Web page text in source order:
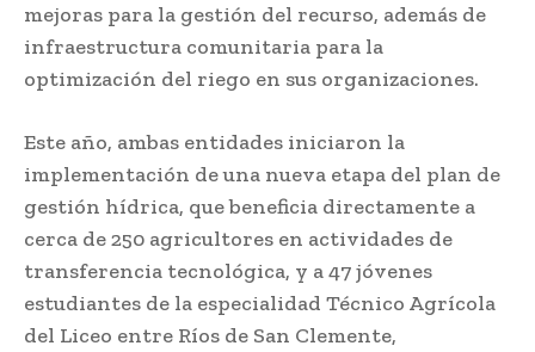
mejoras para la gestión del recurso, además de
infraestructura comunitaria para la
optimización del riego en sus organizaciones.
Este año, ambas entidades iniciaron la
implementación de una nueva etapa del plan de
gestión hídrica, que beneficia directamente a
cerca de 250 agricultores en actividades de
transferencia tecnológica, y a 47 jóvenes
estudiantes de la especialidad Técnico Agrícola
del Liceo entre Ríos de San Clemente,